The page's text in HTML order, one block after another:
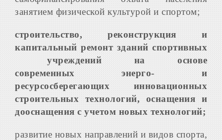
занятием физической культурой и спортом;
строительство, реконструкция и
капитальный ремонт зданий спортивных
учреждений на основе
современныхэнерго- и
ресурсосберегающих инновационных
строительных технологий, оснащения и
дооснащения с учетом новых технологий;
развитие новых направлений и видов спорта,